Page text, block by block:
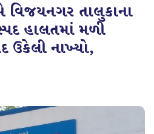
વિજયનગર તાલુકાના
હાલતમાં મળી
નાખ્યો,